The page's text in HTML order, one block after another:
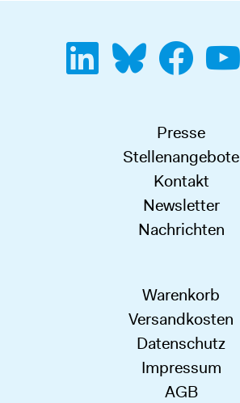
Presse
Stellenangebote
Kontakt
Newsletter
Nachrichten
Warenkorb
Versandkosten
Datenschutz
Impressum
AGB